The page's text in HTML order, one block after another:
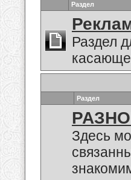
Раздел
Раздел
Раздел
Здесь